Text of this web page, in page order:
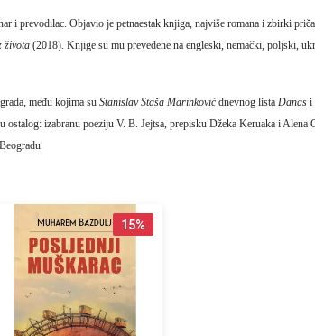
i prevodilac. Objavio je petnaestak knjiga, najviše romana i zbirki
života (2018). Knjige su mu prevedene na engleski, nemački, poljski,
među kojima su Stanislav Staša Marinkovićdnevnog lista Danas i
ostalog: izabranu poeziju V. B. Jejtsa, prepisku Džeka Keruaka i
15%